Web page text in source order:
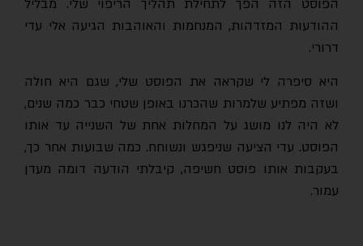
הפוסט הזה הפך לתחילת תהליך הריפוי שלי. מבליל
ההודעות המזדהות, המנחמות והאוהבות הגיעה אלי עדי
דרורי.
היא סיפרה לי שקראה את הפוסט שלי, שגם היא חולה
ושזה מפתיע שלמרות שהכרנו באופן שטחי כבר כמה שנים,
לא היה לנו מושג על המחלות אחת של השנייה עד אותו
הפוסט. עדי הציעה שניפגש ונשוחח. כמה שבועות אחר כך,
בעקבות אותו פוסט חשיפה, קיבלתי הודעה דומה מעדן
עמור.